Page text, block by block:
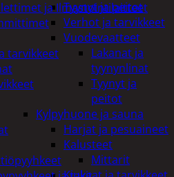
Tyynyt ja peitot
Verhot ja tarvikkeet
Vuodevaatteet
Lakanat ja
tyynynlinat
Tyynyt ja
peitot
Kylpyhuone ja sauna
Harjat ja pesuaineet
Kalusteet
Mittarit
ja Ilmastointilaitteet
tarvikkeet